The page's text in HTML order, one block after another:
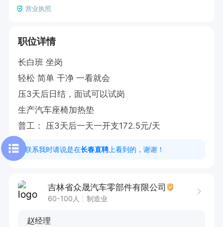
营业执照
职位详情
长白班 坐岗
轻松 简单 干净 一看就会
压3天后日结，面试可以试岗
生产汽车座椅加热垫
‬普工： 压3天后一天一开支172.5元/天
联系我时请说是在长春直聘 上看到的，谢谢！
吉林省众晟汽车零部件有限公司
60-100人 制造业
赵经理